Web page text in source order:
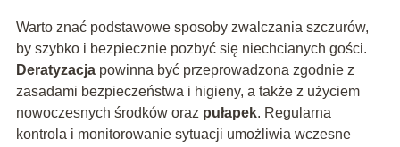
Warto znać podstawowe sposoby zwalczania szczurów,
by szybko i bezpiecznie pozbyć się niechcianych gości.
Deratyzacjapowinna być przeprowadzona zgodnie z
zasadami bezpieczeństwa i higieny, a także z użyciem
nowoczesnych środków oraz pułapek. Regularna
kontrola i monitorowanie sytuacji umożliwia wczesne